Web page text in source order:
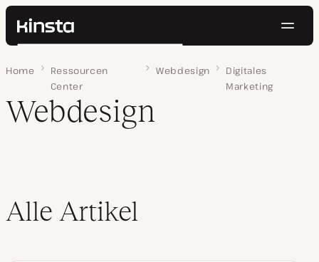
Kinsta®
Lösungen
Ressourcen
Suchen
Anmelden Kostenlos testen
Home
Ressourcen
Center
Webdesign
Digitales
Marketing
Seite 3
Webdesign
Alle Artikel